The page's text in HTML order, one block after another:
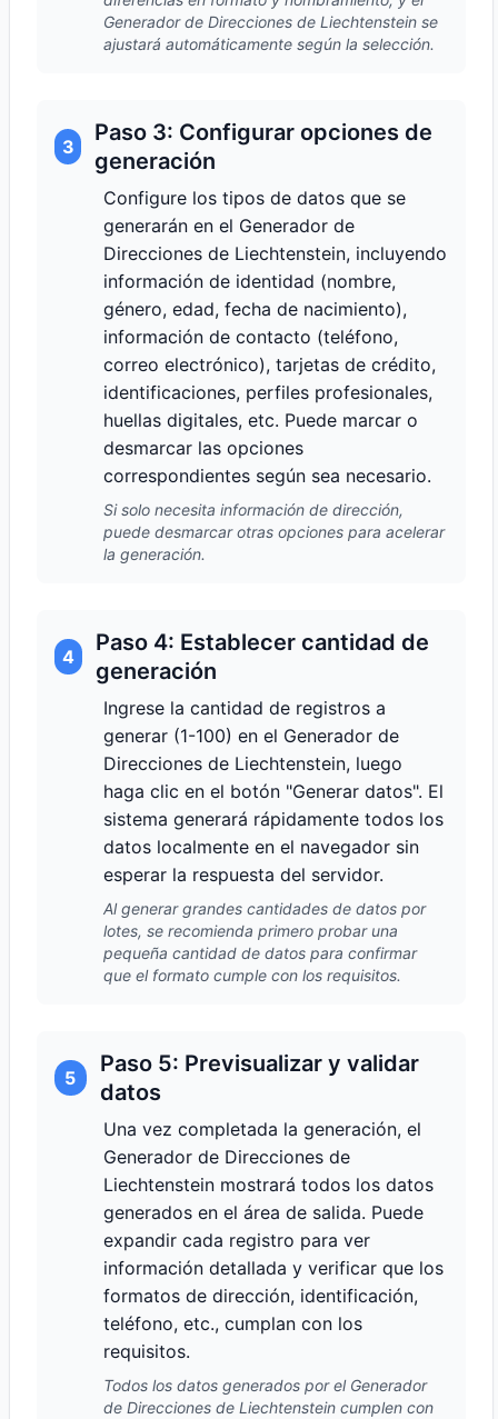
Generador de Direcciones de Liechtenstein se
ajustará automáticamente según la selección.
3
Paso 3: Configurar opciones de
generación
Configure los tipos de datos que se
generarán en el Generador de
Direcciones de Liechtenstein, incluyendo
información de identidad (nombre,
género, edad, fecha de nacimiento),
información de contacto (teléfono,
correo electrónico), tarjetas de crédito,
identificaciones, perfiles profesionales,
huellas digitales, etc. Puede marcar o
desmarcar las opciones
correspondientes según sea necesario.
Si solo necesita información de dirección,
puede desmarcar otras opciones para acelerar
la generación.
4
Paso 4: Establecer cantidad de
generación
Ingrese la cantidad de registros a
generar (1-100) en el Generador de
Direcciones de Liechtenstein, luego
haga clic en el botón "Generar datos". El
sistema generará rápidamente todos los
datos localmente en el navegador sin
esperar la respuesta del servidor.
Al generar grandes cantidades de datos por
lotes, se recomienda primero probar una
pequeña cantidad de datos para confirmar
que el formato cumple con los requisitos.
5
Paso 5: Previsualizar y validar
datos
Una vez completada la generación, el
Generador de Direcciones de
Liechtenstein mostrará todos los datos
generados en el área de salida. Puede
expandir cada registro para ver
información detallada y verificar que los
formatos de dirección, identificación,
teléfono, etc., cumplan con los
requisitos.
Todos los datos generados por el Generador
de Direcciones de Liechtenstein cumplen con